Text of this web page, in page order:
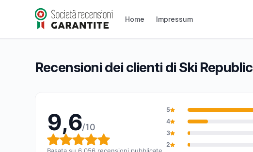
Home Impressum
Ski Republic
Valutazione globale: 9,6 su 10
9,6/10(6 056 recensioni)
Recensioni dei clienti di Ski Republic
9,6/10
Valutazione globale: 9,6 su 10
5
4
3
2